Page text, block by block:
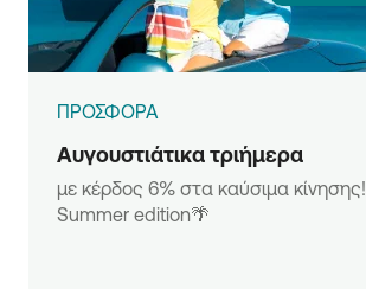
ΠΡΟΣΦΟΡΑ
Αυγουστιάτικα τριήμερα
με κέρδος 6% στα καύσιμα κίνησης!
Summer edition🌴